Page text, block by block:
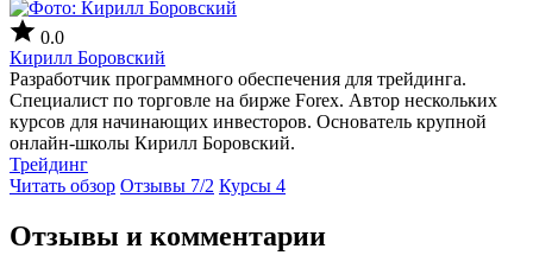
0.0
Кирилл Боровский
Разработчик программного обеспечения для трейдинга.
Специалист по торговле на бирже Forex. Автор нескольких
курсов для начинающих инвесторов. Основатель крупной
онлайн-школы Кирилл Боровский.
Трейдинг
Читать обзор Отзывы 7/2 Курсы 4
Отзывы и комментарии